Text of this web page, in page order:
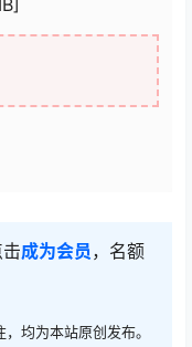
成为会员 ，名额
均为本站原创发布。